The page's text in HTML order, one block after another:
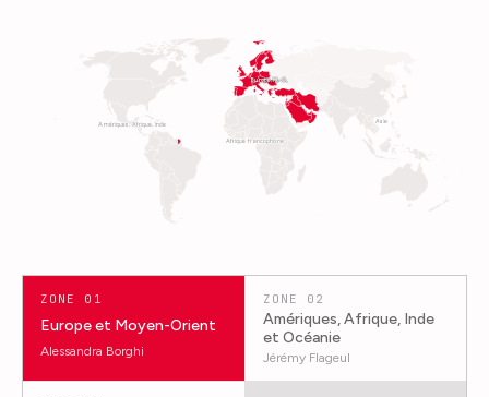
Europe, M.-O.
Amériques, Afrique, Inde Asie
Afrique francophone
ZONE 01
Europe et Moyen-Orient
Alessandra Borghi
ZONE 02
Amériques, Afrique, Inde
et Océanie
Jérémy Flageul